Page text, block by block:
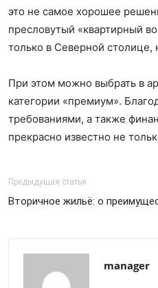
это не самое хорошее
пресловутый «квартирный
только в Северной
При этом можно выбрать в
категории «премиум».
требованиями, а также
прекрасно известно не
Предыдущая статья
Вторичное жильё: о
manager